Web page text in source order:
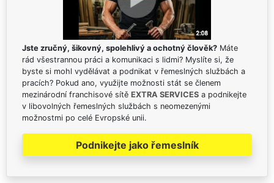
Jste zručný, šikovný, spolehlivý a ochotný člověk? Máte
rád všestrannou práci a komunikaci s lidmi? Myslíte si, že
byste si mohl vydělávat a podnikat v řemeslných službách a
pracích? Pokud ano, využijte možnosti stát se členem
mezinárodní franchisové sítě EXTRA SERVICES a podnikejte
v libovolných řemeslných službách s neomezenými
možnostmi po celé Evropské unii.
Podnikejte jako řemeslník